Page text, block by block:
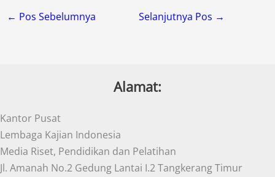
← Pos Sebelumnya Selanjutnya Pos →
Alamat:
Kantor Pusat
Lembaga Kajian Indonesia
Media Riset, Pendidikan dan Pelatihan
Jl. Amanah No.2 Gedung Lantai I.2 Tangkerang Timur